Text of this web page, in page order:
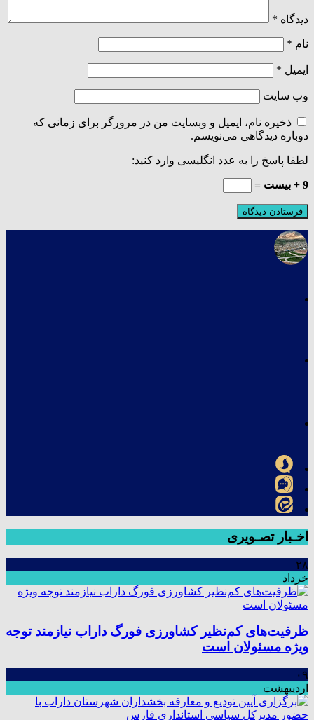
دیدگاه *
نام *
ایمیل *
وب‌ سایت
ذخیره نام، ایمیل و وبسایت من در مرورگر برای زمانی که
دوباره دیدگاهی می‌نویسم.
لطفا پاسخ را به عدد انگلیسی وارد کنید:
9 + بیست =
اخـبار تصـویری
۲۸
خرداد
ظرفیت‌های کم‌نظیر کشاورزی فورگ داراب نیازمند توجه
ویژه مسئولان است
۰۹
اردیبهشت